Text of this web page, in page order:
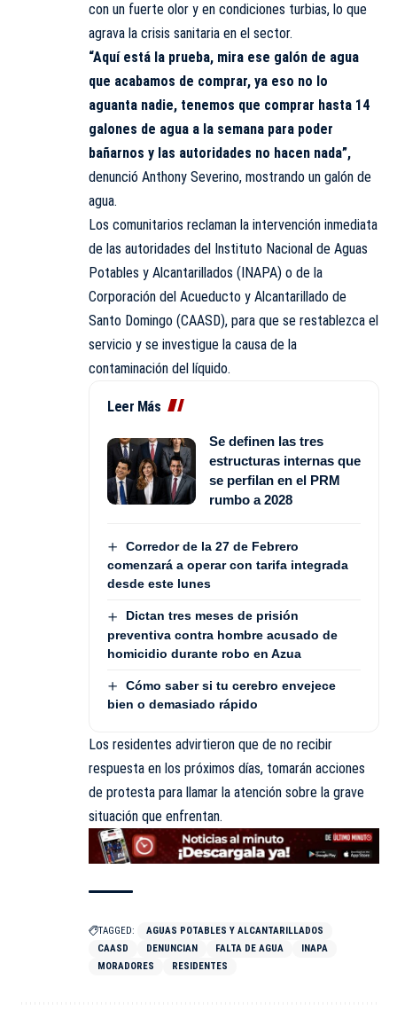
con un fuerte olor y en condiciones turbias, lo que
agrava la crisis sanitaria en el sector.
“Aquí está la prueba, mira ese galón de agua
que acabamos de comprar, ya eso no lo
aguanta nadie, tenemos que comprar hasta 14
galones de agua a la semana para poder
bañarnos y las autoridades no hacen nada”,
denunció Anthony Severino, mostrando un galón de
agua.
Los comunitarios reclaman la intervención inmediata
de las autoridades del Instituto Nacional de Aguas
Potables y Alcantarillados (INAPA) o de la
Corporación del Acueducto y Alcantarillado de
Santo Domingo (CAASD), para que se restablezca el
servicio y se investigue la causa de la
contaminación del líquido.
Leer Más
Se definen las tres
estructuras internas que
se perfilan en el PRM
rumbo a 2028
Corredor de la 27 de Febrero
comenzará a operar con tarifa integrada
desde este lunes
Dictan tres meses de prisión
preventiva contra hombre acusado de
homicidio durante robo en Azua
Cómo saber si tu cerebro envejece
bien o demasiado rápido
Los residentes advirtieron que de no recibir
respuesta en los próximos días, tomarán acciones
de protesta para llamar la atención sobre la grave
situación que enfrentan.
TAGGED:
AGUAS POTABLES Y ALCANTARILLADOS
CAASD
DENUNCIAN FALTA DE AGUA
INAPA
MORADORES
RESIDENTES